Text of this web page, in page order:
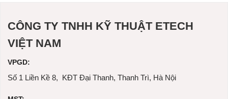
CÔNG TY TNHH KỸ THUẬT ETECH
VIỆT NAM
VPGD:
Số 1 Liền Kề 8, KĐT Đại Thanh, Thanh Trì, Hà Nội